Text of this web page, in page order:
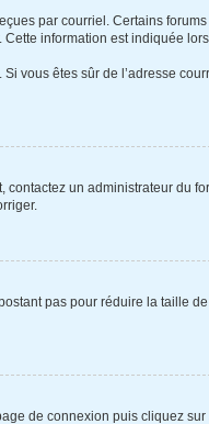
par courriel. Certains
information est indiquée
vous êtes sûr de l’adresse
contactez un administrateur du
pas pour réduire la taille
de connexion puis cliquez sur